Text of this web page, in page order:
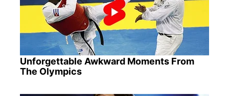
Unforgettable Awkward Moments From
The Olympics